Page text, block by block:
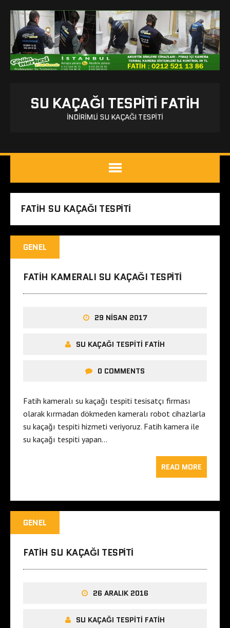
SU KAÇAĞI TESPITI FATIH
İNDIRIMLI SU KAÇAĞI TESPITI
FATIH SU KAÇAĞI TESPITI
GENEL
FATIH KAMERALI SU KAÇAĞI TESPITI
29 NISAN 2017
SU KAÇAĞI TESPITI FATIH
0 COMMENTS
Fatih kameralı su kaçağı tespiti tesisatçı firması
olarak kırmadan dökmeden kameralı robot cihazlarla
su kaçağı tespiti hizmeti veriyoruz. Fatih kamera ile
su kaçağı tespiti yapan…
READ MORE
GENEL
FATIH SU KAÇAĞI TESPITI
26 ARALIK 2016
SU KAÇAĞI TESPITI FATIH